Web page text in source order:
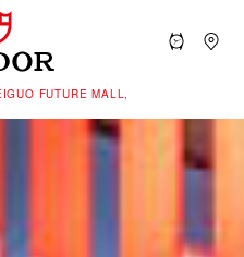
FUTURE MALL,